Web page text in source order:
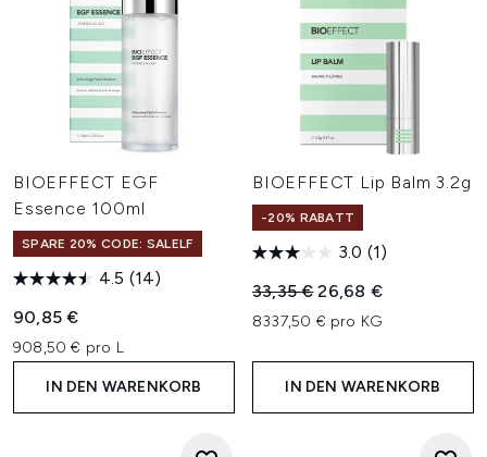
BIOEFFECT EGF
Essence 100ml
SPARE 20% CODE: SALELF
4.5 (14)
90,85 €
908,50 € pro L
IN DEN WARENKORB
BIOEFFECT Lip Balm 3.2g
-20% RABATT
3.0 (1)
Unverbindliche
33,35 €Aktueller Preis:
26,68 €
8337,50 € pro KG
IN DEN WARENKORB